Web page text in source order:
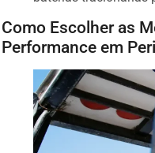
Como Escolher as
Performance em